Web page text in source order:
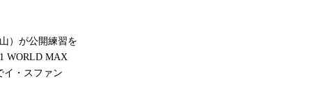
）が公開練習を
WORLD MAX
イ・スファン